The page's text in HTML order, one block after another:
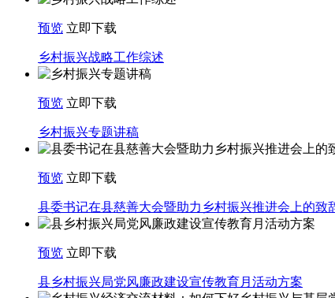
预览 立即下载
乡村振兴战略工作综述
预览 立即下载
乡村振兴专题讲稿
预览 立即下载
县委书记在县慈善大会暨助力乡村振兴推进会上的致
预览 立即下载
县乡村振兴局党风廉政建设宣传教育月活动方案